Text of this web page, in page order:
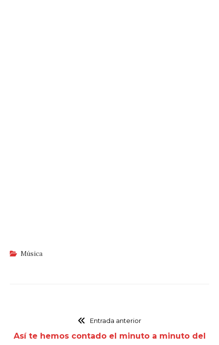
Música
Entrada anterior
Así te hemos contado el minuto a minuto del